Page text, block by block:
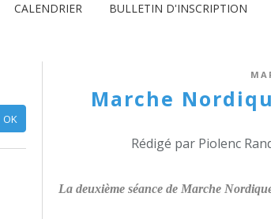
CALENDRIER BULLETIN D'INSCRIPTION
Marche
Rédigé par Piolenc
La deuxième séance de Marche